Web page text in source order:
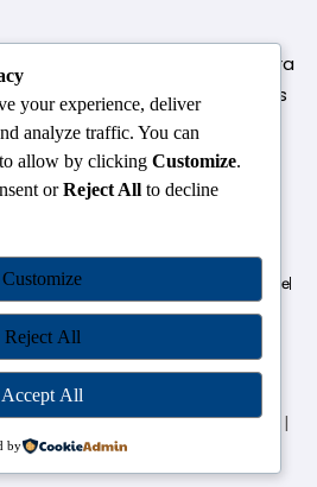
Hut,Opposite Venkateshwara
Metro Station, South Campus
No.1. Delhi-110021
CENTRES
DhanbadHazaribagh
Pune
SrinagarPatna
Pvt. Limited | All Rights Reserved |
byGo Sparrow
your experience, deliver
analyze traffic. You can
allow by clicking Customize.
orReject All to decline
Customize
Reject All
Accept All
by